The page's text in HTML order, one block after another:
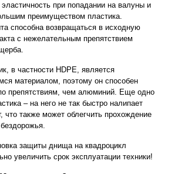
при попадании на валуны и
преимуществом пластика.
способна возвращаться в исходную
с нежелательным препятствием
в частности HDPE, является
материалом, поэтому он способен
препятствиям, чем алюминий. Еще одно
– на него не так быстро налипает
что также может облегчить прохождение
защиты днища на квадроцикл
увеличить срок эксплуатации техники!